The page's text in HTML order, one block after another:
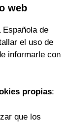
web
de
el uso de
informarle con
propias:
que los